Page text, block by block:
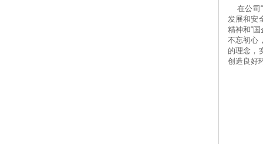
	在公司“伟易通”运输服务平台调度作业现场，周市长详细听取公司党支部书记、总经理周炜权关于运输市场、核心业务板块、技术创新、服务产业链
发展和安
精神和“
不忘初心
的理念，
创造良好